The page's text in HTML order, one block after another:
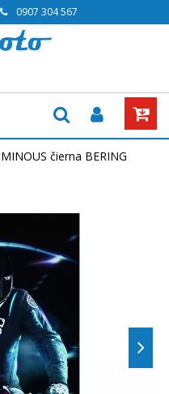
0907 304 567
čierna BERING